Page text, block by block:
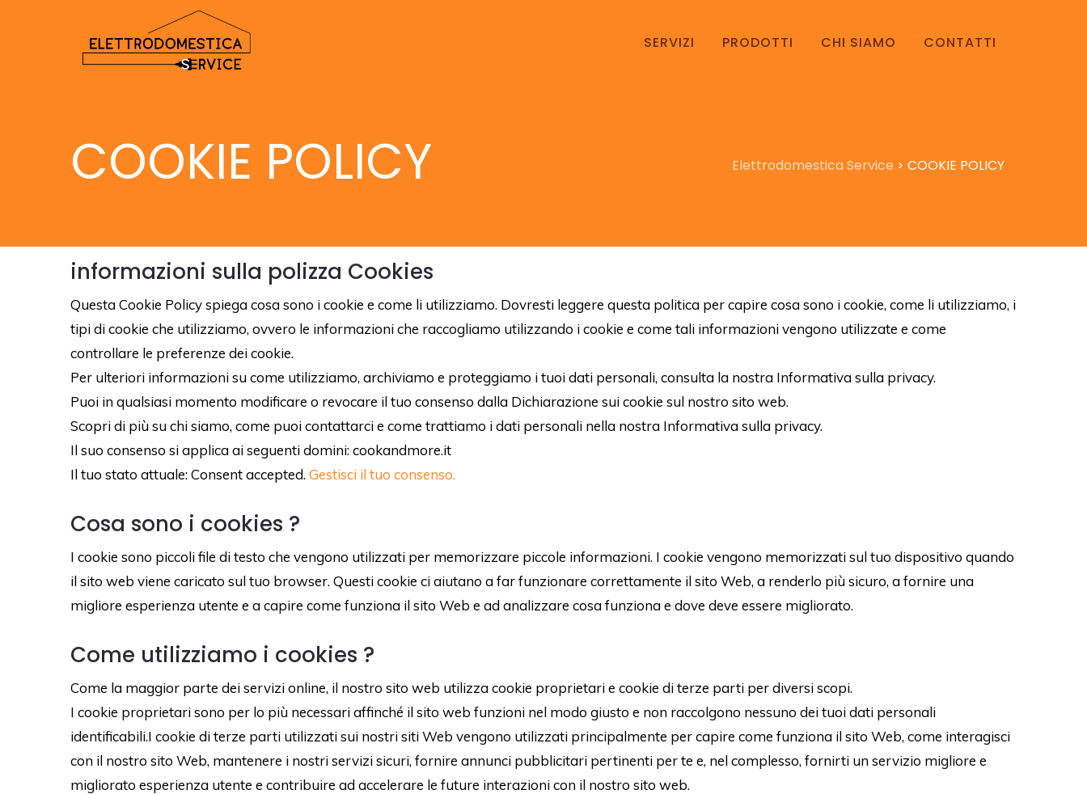
SERVIZI PRODOTTI CHI SIAMO CONTATTI
COOKIE POLICY Elettrodomestica Service > COOKIE POLICY
informazioni sulla polizza Cookies
Questa Cookie Policy spiega cosa sono i cookie e come li utilizziamo. Dovresti leggere questa politica per capire cosa sono i cookie, come li utilizziamo, i
tipi di cookie che utilizziamo, ovvero le informazioni che raccogliamo utilizzando i cookie e come tali informazioni vengono utilizzate e come
controllare le preferenze dei cookie.
Per ulteriori informazioni su come utilizziamo, archiviamo e proteggiamo i tuoi dati personali, consulta la nostra Informativa sulla privacy.
Puoi in qualsiasi momento modificare o revocare il tuo consenso dalla Dichiarazione sui cookie sul nostro sito web.
Scopri di più su chi siamo, come puoi contattarci e come trattiamo i dati personali nella nostra Informativa sulla privacy.
Il suo consenso si applica ai seguenti domini: cookandmore.it
Il tuo stato attuale: Consent accepted. Gestisci il tuo consenso.
Cosa sono i cookies ?
I cookie sono piccoli file di testo che vengono utilizzati per memorizzare piccole informazioni. I cookie vengono memorizzati sul tuo dispositivo quando
il sito web viene caricato sul tuo browser. Questi cookie ci aiutano a far funzionare correttamente il sito Web, a renderlo più sicuro, a fornire una
migliore esperienza utente e a capire come funziona il sito Web e ad analizzare cosa funziona e dove deve essere migliorato.
Come utilizziamo i cookies ?
Come la maggior parte dei servizi online, il nostro sito web utilizza cookie proprietari e cookie di terze parti per diversi scopi.
I cookie proprietari sono per lo più necessari affinché il sito web funzioni nel modo giusto e non raccolgono nessuno dei tuoi dati personali
identificabili.I cookie di terze parti utilizzati sui nostri siti Web vengono utilizzati principalmente per capire come funziona il sito Web, come interagisci
con il nostro sito Web, mantenere i nostri servizi sicuri, fornire annunci pubblicitari pertinenti per te e, nel complesso, fornirti un servizio migliore e
migliorato esperienza utente e contribuire ad accelerare le future interazioni con il nostro sito web.